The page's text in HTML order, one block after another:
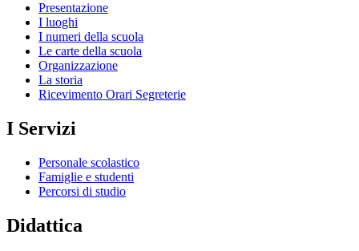
Presentazione
I luoghi
I numeri della scuola
Le carte della scuola
Organizzazione
La storia
Ricevimento Orari Segreterie
I Servizi
Personale scolastico
Famiglie e studenti
Percorsi di studio
Didattica